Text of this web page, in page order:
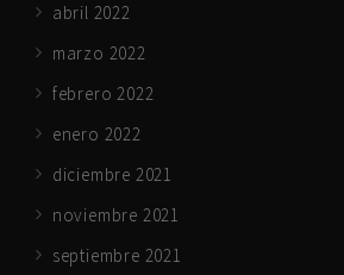
abril 2022
marzo 2022
febrero 2022
enero 2022
diciembre 2021
noviembre 2021
septiembre 2021